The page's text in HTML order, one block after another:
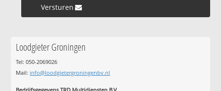
Versturen »
Loodgieter Groningen
Tel: 050-2069026
Mail: info@loodgietergroningenbv.nl